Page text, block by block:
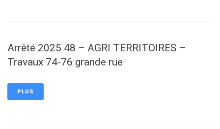
Arrêté 2025 48 – AGRI TERRITOIRES –
Travaux 74-76 grande rue
PLUS